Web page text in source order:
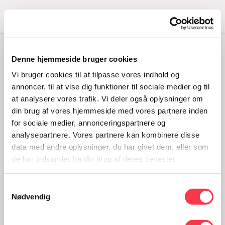
Denne hjemmeside bruger cookies
Vi bruger cookies til at tilpasse vores indhold og
annoncer, til at vise dig funktioner til sociale medier og til
at analysere vores trafik. Vi deler også oplysninger om
din brug af vores hjemmeside med vores partnere inden
for sociale medier, annonceringspartnere og
analysepartnere. Vores partnere kan kombinere disse
data med andre oplysninger, du har givet dem, eller som
de har indsamlet fra din brug af deres tjenester.
Nødvendig
Menu
MARIA –
FORDYBELSE I
DOMKIRKEN
21.08.2019 · kl. 17